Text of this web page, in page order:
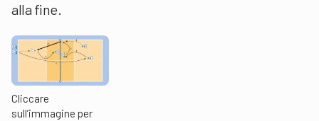
alla fine.
Cliccare
sull’immagine per